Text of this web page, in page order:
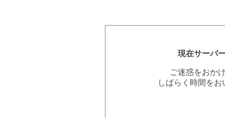
現在サーバ
ご迷惑をおか
しばらく時間を